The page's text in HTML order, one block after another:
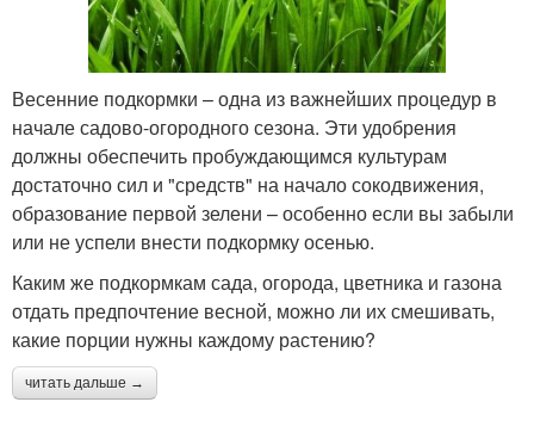
Весенние подкормки – одна из важнейших процедур в
начале садово-огородного сезона. Эти удобрения
должны обеспечить пробуждающимся культурам
достаточно сил и "средств" на начало сокодвижения,
образование первой зелени – особенно если вы забыли
или не успели внести подкормку осенью.
Каким же подкормкам сада, огорода, цветника и газона
отдать предпочтение весной, можно ли их смешивать,
какие порции нужны каждому растению?
читать дальше →